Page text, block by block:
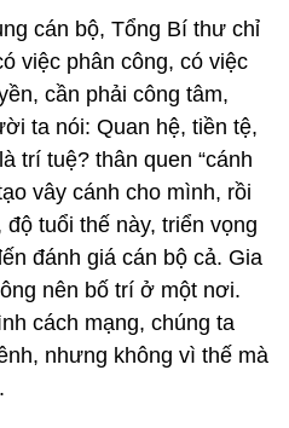
cán bộ, Tổng Bí thư chỉ
việc phân công, có việc
cần phải công tâm,
ta nói: Quan hệ, tiền tệ,
trí tuệ? thân quen “cánh
vây cánh cho mình, rồi
tuổi thế này, triển vọng
đánh giá cán bộ cả. Gia
nên bố trí ở một nơi.
cách mạng, chúng ta
nhưng không vì thế mà